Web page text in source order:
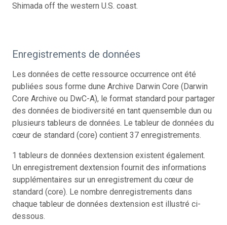
Shimada off the western U.S. coast.
Enregistrements de données
Les données de cette ressource occurrence ont été
publiées sous forme dune Archive Darwin Core (Darwin
Core Archive ou DwC-A), le format standard pour partager
des données de biodiversité en tant quensemble dun ou
plusieurs tableurs de données. Le tableur de données du
cœur de standard (core) contient 37 enregistrements.
1 tableurs de données dextension existent également.
Un enregistrement dextension fournit des informations
supplémentaires sur un enregistrement du cœur de
standard (core). Le nombre denregistrements dans
chaque tableur de données dextension est illustré ci-
dessous.